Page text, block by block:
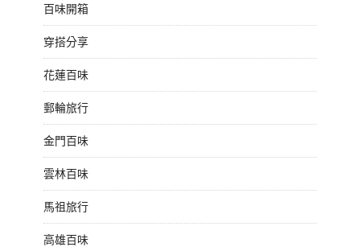
百味開箱
穿搭分享
花蓮百味
郵輪旅行
金門百味
雲林百味
馬祖旅行
高雄百味